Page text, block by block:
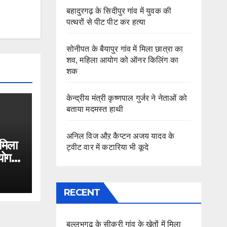
बहादुरगढ़ के सिदीपुर गांव में युवक की
पत्थरों से पीट पीट कर हत्या
सोनीपत के बैयापुर गांव में मिला छात्रा का
शव, महिला आयोग को ऑनर किलिंग का
शक
केन्द्रीय मंत्री कृष्णपाल गुर्जर ने नेताओं को
बताया मदमस्त हाथी
अनिल विज औऱ कैप्टन अजय यादव के
ट्वीट वार में कटारिया भी कूदे
RECENT
बल्लभगढ़ के सीकरी गांव के खेतों में मिला